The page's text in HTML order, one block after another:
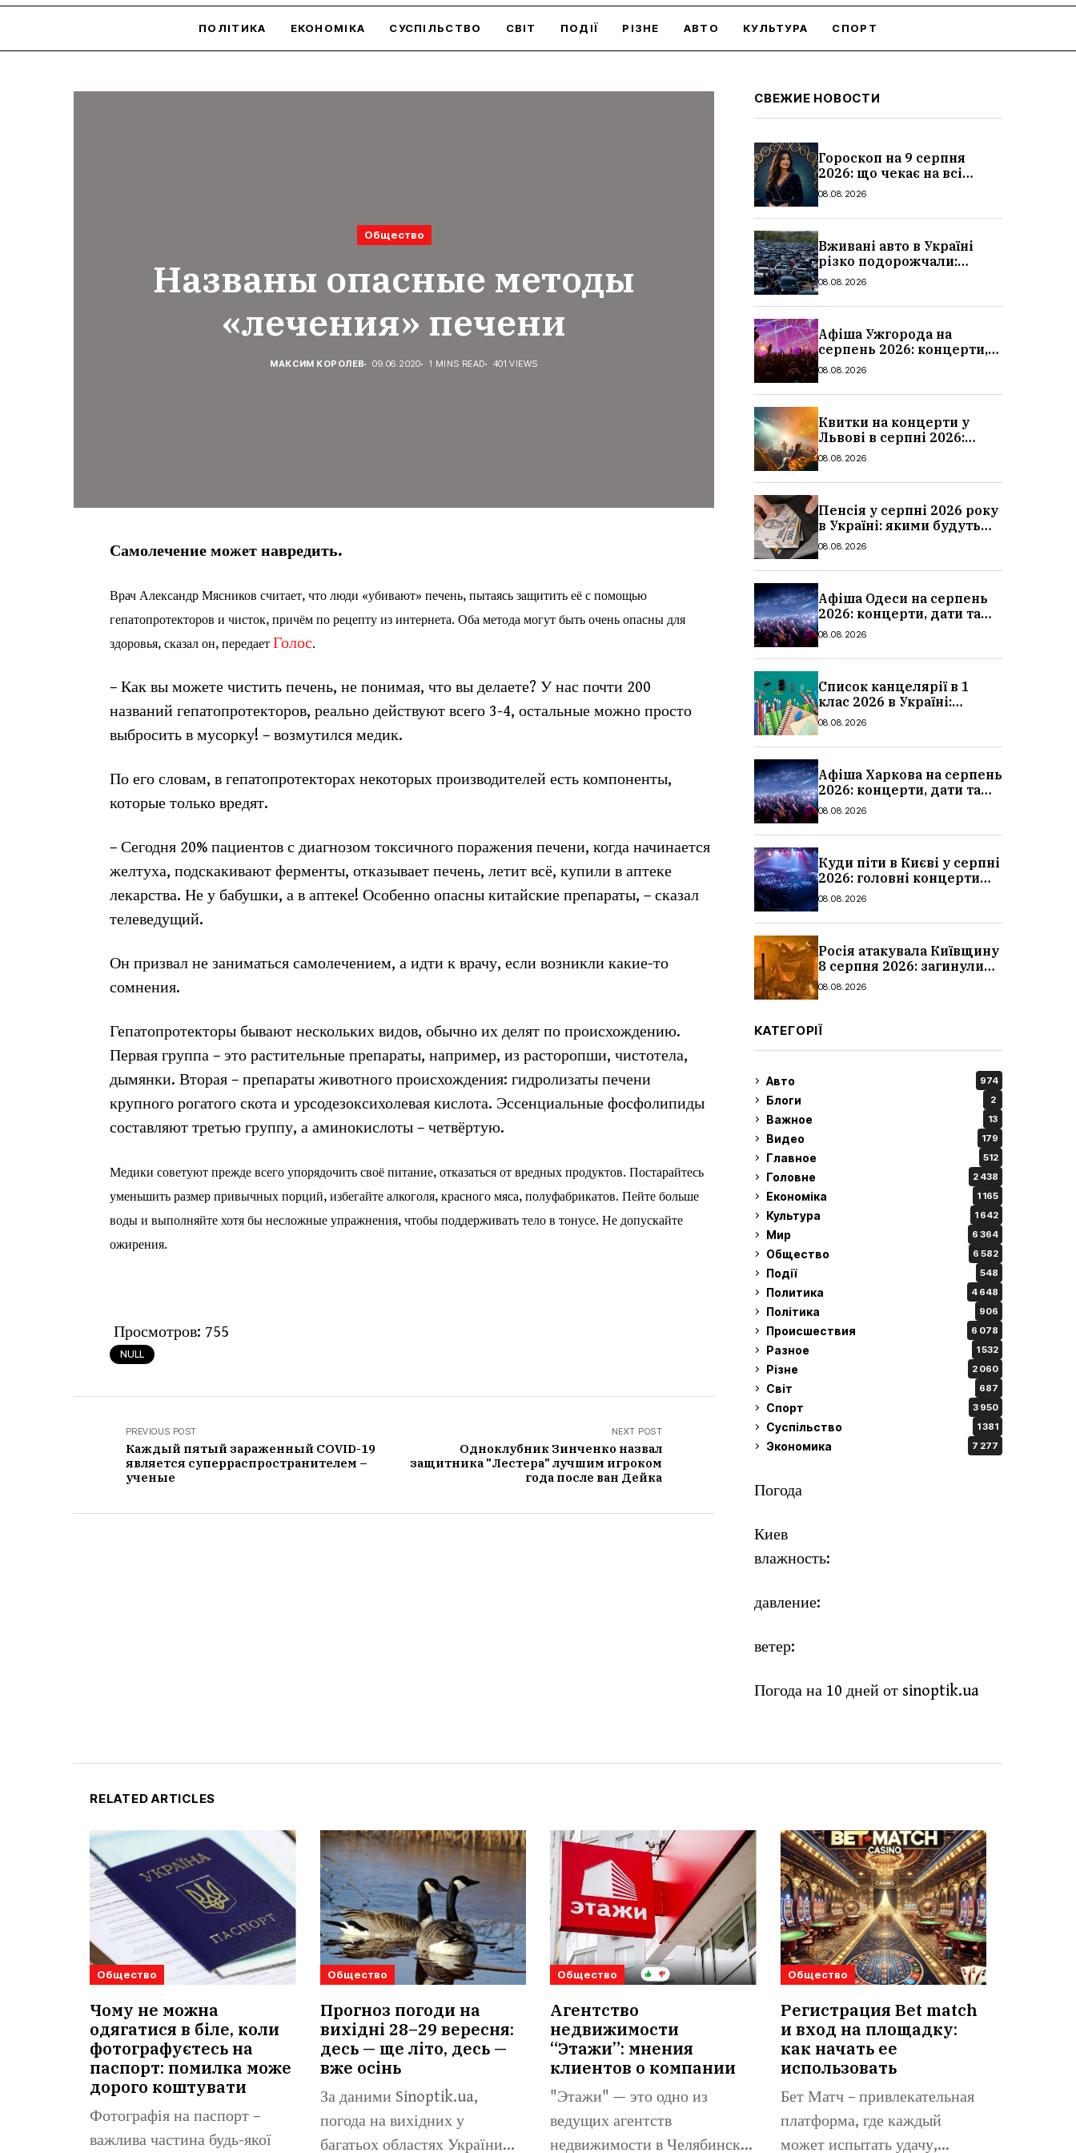
ПОЛІТИКА ЕКОНОМІКА СУСПІЛЬСТВО СВІТ ПОДІЇ РІЗНЕ АВТО КУЛЬТУРА СПОРТ
Общество
Названы опасные методы
«лечения» печени
МАКСИМ КОРОЛЕВ 09.06.2020 1 MINS READ 401 VIEWS
Самолечение может навредить.
Врач Александр Мясников считает, что люди «убивают» печень, пытаясь защитить её с помощью
гепатопротекторов и чисток, причём по рецепту из интернета. Оба метода могут быть очень опасны для
здоровья, сказал он, передает Голос.
– Как вы можете чистить печень, не понимая, что вы делаете? У нас почти 200
названий гепатопротекторов, реально действуют всего 3-4, остальные можно просто
выбросить в мусорку! – возмутился медик.
По его словам, в гепатопротекторах некоторых производителей есть компоненты,
которые только вредят.
– Сегодня 20% пациентов с диагнозом токсичного поражения печени, когда начинается
желтуха, подскакивают ферменты, отказывает печень, летит всё, купили в аптеке
лекарства. Не у бабушки, а в аптеке! Особенно опасны китайские препараты, – сказал
телеведущий.
Он призвал не заниматься самолечением, а идти к врачу, если возникли какие-то
сомнения.
Гепатопротекторы бывают нескольких видов, обычно их делят по происхождению.
Первая группа – это растительные препараты, например, из расторопши, чистотела,
дымянки. Вторая – препараты животного происхождения: гидролизаты печени
крупного рогатого скота и урсодезоксихолевая кислота. Эссенциальные фосфолипиды
составляют третью группу, а аминокислоты – четвёртую.
Медики советуют прежде всего упорядочить своё питание, отказаться от вредных продуктов. Постарайтесь
уменьшить размер привычных порций, избегайте алкоголя, красного мяса, полуфабрикатов. Пейте больше
воды и выполняйте хотя бы несложные упражнения, чтобы поддерживать тело в тонусе. Не допускайте
ожирения.
Просмотров: 755
NULL
PREVIOUS POST
Каждый пятый зараженный COVID-19
является суперраспространителем –
ученые
NEXT POST
Одноклубник Зинченко назвал
защитника "Лестера" лучшим игроком
года после ван Дейка
СВЕЖИЕ НОВОСТИ
Гороскоп на 9 серпня
2026: що чекає на всі
знаки зодіаку
08.08.2026
Вживані авто в Україні
різко подорожчали:
причини, які машини
08.08.2026
Афіша Ужгорода на
серпень 2026: концерти,
дати та ціни
08.08.2026
Квитки на концерти у
Львові в серпні 2026:
дати, ціни та локації
08.08.2026
Пенсія у серпні 2026 року
в Україні: якими будуть
мінімальні та
суми
08.08.2026
Афіша Одеси на серпень
2026: концерти, дати та
ціни квитків
08.08.2026
Список канцелярії в 1
клас 2026 в Україні:
повний чек-лист для
08.08.2026
Афіша Харкова на серпень
2026: концерти, дати та
ціни квитків
08.08.2026
Куди піти в Києві у серпні
2026: головні концерти
місяця, дати, артисти та
08.08.2026
Росія атакувала Київщину
8 серпня 2026: загинули
троє людей, серед них
08.08.2026
КАТЕГОРІЇ
Авто 974
Блоги 2
Важное 13
Видео 179
Главное 512
Головне 2 438
Економіка 1 165
Культура 1 642
Мир 6 364
Общество 6 582
Події 548
Политика 4 648
Політика 906
Происшествия 6 078
Разное 1 532
Різне 2 060
Світ 687
Спорт 3 950
Суспільство 1 381
Экономика 7 277
Погода
Киев
влажность:
давление:
ветер:
Погода на 10 дней от sinoptik.ua
RELATED ARTICLES
Общество
Чому не можна
одягатися в біле, коли
фотографуєтесь на
паспорт: помилка може
дорого коштувати
Фотографія на паспорт –
важлива частина будь-якої
Общество
Прогноз погоди на
вихідні 28–29 вересня:
десь — ще літо, десь —
вже осінь
За даними Sinoptik.ua,
погода на вихідних у
багатьох областях України
Общество
Агентство
недвижимости
“Этажи”: мнения
клиентов о компании
"Этажи" — это одно из
ведущих агентств
недвижимости в Челябинске,
Общество
Регистрация Bet match
и вход на площадку:
как начать ее
использовать
Бет Матч – привлекательная
платформа, где каждый
может испытать удачу,